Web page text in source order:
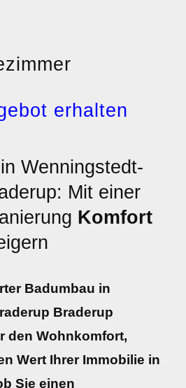
erhalten
in Wenningstedt-
Mit einer
Komfort
Badumbau in
Braderup
den Wohnkomfort,
Wert Ihrer Immobilie in
Sie einen